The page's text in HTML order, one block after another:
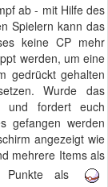
ab - mit Hilfe des
Spielern kann das
keine CP mehr
werden, um eine
gedrückt gehalten
Wurde das
und fordert euch
gefangen werden
angezeigt wie
mehrere Items als
Punkte als